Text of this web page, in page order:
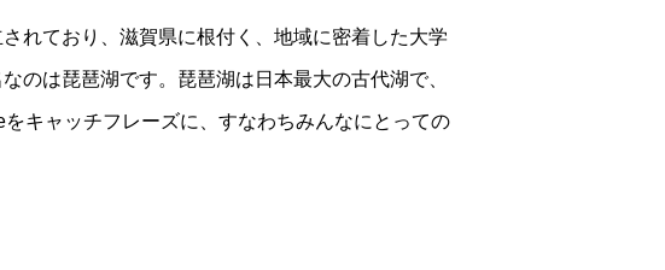
れており、滋賀県に根付く、地域に密着した大学
のは琵琶湖です。琵琶湖は日本最大の古代湖で、
キャッチフレーズに、すなわちみんなにとっての